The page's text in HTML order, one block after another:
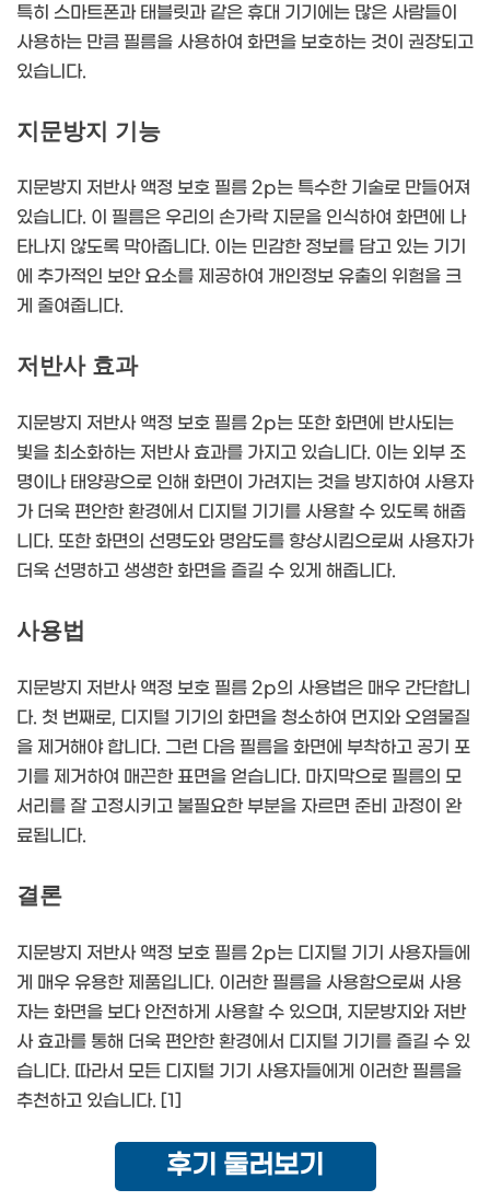
특히 스마트폰과 태블릿과 같은 휴대 기기에는 많은 사람들이
사용하는 만큼 필름을 사용하여 화면을 보호하는 것이 권장되고
있습니다.
지문방지 기능
지문방지 저반사 액정 보호 필름 2p는 특수한 기술로 만들어져
있습니다. 이 필름은 우리의 손가락 지문을 인식하여 화면에 나
타나지 않도록 막아줍니다. 이는 민감한 정보를 담고 있는 기기
에 추가적인 보안 요소를 제공하여 개인정보 유출의 위험을 크
게 줄여줍니다.
저반사 효과
지문방지 저반사 액정 보호 필름 2p는 또한 화면에 반사되는
빛을 최소화하는 저반사 효과를 가지고 있습니다. 이는 외부 조
명이나 태양광으로 인해 화면이 가려지는 것을 방지하여 사용자
가 더욱 편안한 환경에서 디지털 기기를 사용할 수 있도록 해줍
니다. 또한 화면의 선명도와 명암도를 향상시킴으로써 사용자가
더욱 선명하고 생생한 화면을 즐길 수 있게 해줍니다.
사용법
지문방지 저반사 액정 보호 필름 2p의 사용법은 매우 간단합니
다. 첫 번째로, 디지털 기기의 화면을 청소하여 먼지와 오염물질
을 제거해야 합니다. 그런 다음 필름을 화면에 부착하고 공기 포
기를 제거하여 매끈한 표면을 얻습니다. 마지막으로 필름의 모
서리를 잘 고정시키고 불필요한 부분을 자르면 준비 과정이 완
료됩니다.
결론
지문방지 저반사 액정 보호 필름 2p는 디지털 기기 사용자들에
게 매우 유용한 제품입니다. 이러한 필름을 사용함으로써 사용
자는 화면을 보다 안전하게 사용할 수 있으며, 지문방지와 저반
사 효과를 통해 더욱 편안한 환경에서 디지털 기기를 즐길 수 있
습니다. 따라서 모든 디지털 기기 사용자들에게 이러한 필름을
추천하고 있습니다. [1]
후기 둘러보기